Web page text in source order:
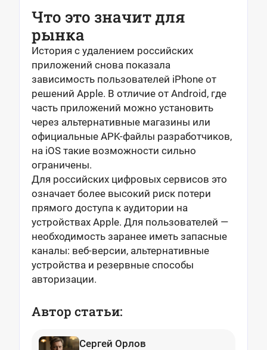
Что это значит для
рынка
История с удалением российских
приложений снова показала
зависимость пользователей iPhone от
решений Apple. В отличие от Android, где
часть приложений можно установить
через альтернативные магазины или
официальные APK-файлы разработчиков,
на iOS такие возможности сильно
ограничены.
Для российских цифровых сервисов это
означает более высокий риск потери
прямого доступа к аудитории на
устройствах Apple. Для пользователей —
необходимость заранее иметь запасные
каналы: веб-версии, альтернативные
устройства и резервные способы
авторизации.
Автор статьи:
Сергей Орлов